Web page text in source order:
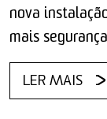
nova
mais
LER MAIS